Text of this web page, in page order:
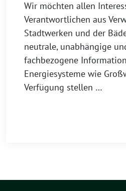
Wir möchten allen
Verantwortlichen aus
Stadtwerken und der
neutrale, unabhängige
fachbezogene
Energiesysteme wie
Verfügung stellen …